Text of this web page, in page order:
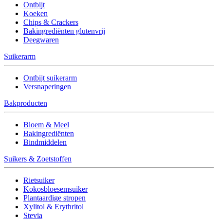
Ontbijt
Koeken
Chips & Crackers
Bakingrediënten glutenvrij
Deegwaren
Suikerarm
Ontbijt suikerarm
Versnaperingen
Bakproducten
Bloem & Meel
Bakingrediënten
Bindmiddelen
Suikers & Zoetstoffen
Rietsuiker
Kokosbloesemsuiker
Plantaardige stropen
Xylitol & Erythritol
Stevia